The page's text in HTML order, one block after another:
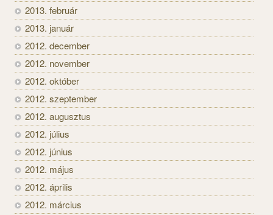
2013. február
2013. január
2012. december
2012. november
2012. október
2012. szeptember
2012. augusztus
2012. július
2012. június
2012. május
2012. április
2012. március